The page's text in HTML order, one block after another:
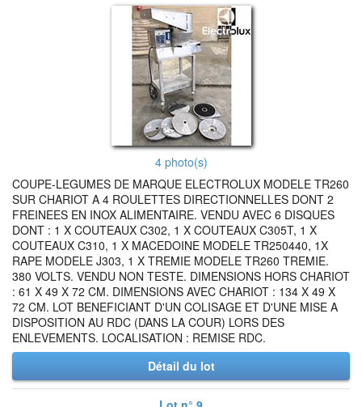
4 photo(s)
COUPE-LEGUMES DE MARQUE ELECTROLUX MODELE TR260
SUR CHARIOT A 4 ROULETTES DIRECTIONNELLES DONT 2
FREINEES EN INOX ALIMENTAIRE. VENDU AVEC 6 DISQUES
DONT : 1 X COUTEAUX C302, 1 X COUTEAUX C305T, 1 X
COUTEAUX C310, 1 X MACEDOINE MODELE TR250440, 1X
RAPE MODELE J303, 1 X TREMIE MODELE TR260 TREMIE.
380 VOLTS. VENDU NON TESTE. DIMENSIONS HORS CHARIOT
: 61 X 49 X 72 CM. DIMENSIONS AVEC CHARIOT : 134 X 49 X
72 CM. LOT BENEFICIANT D'UN COLISAGE ET D'UNE MISE A
DISPOSITION AU RDC (DANS LA COUR) LORS DES
ENLEVEMENTS. LOCALISATION : REMISE RDC.
Détail du lot